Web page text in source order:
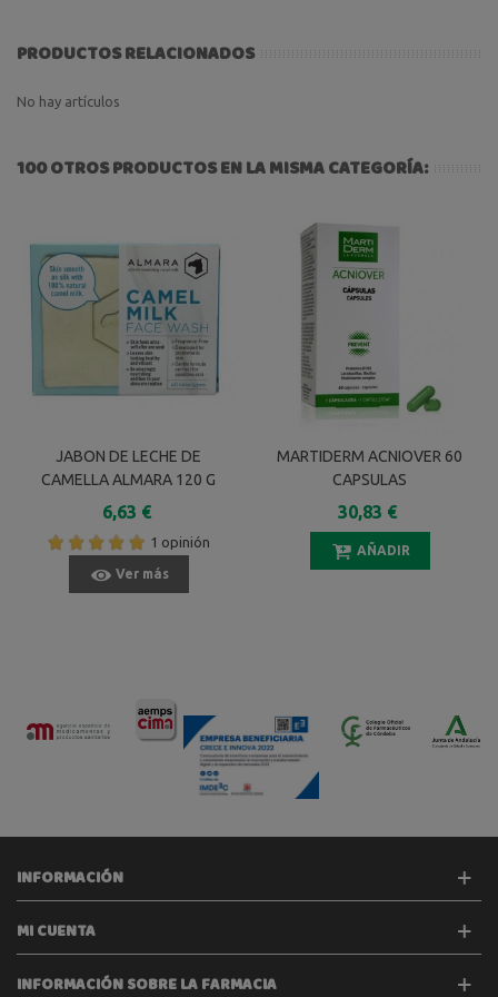
PRODUCTOS RELACIONADOS
No hay artículos
100 OTROS PRODUCTOS EN LA MISMA CATEGORÍA:
JABON DE LECHE DE
CAMELLA ALMARA 120 G
6,63 €
1 opinión
Ver más
MARTIDERM ACNIOVER 60
CAPSULAS
30,83 €
AÑADIR
INFORMACIÓN
MI CUENTA
INFORMACIÓN SOBRE LA FARMACIA